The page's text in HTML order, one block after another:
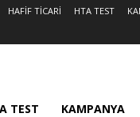
HAFİF TİCARİ HTA TEST
TEST KAMPANYA